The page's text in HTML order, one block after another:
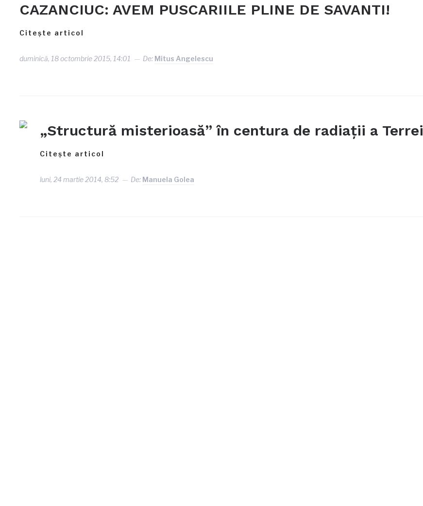
CAZANCIUC: AVEM PUSCARIILE PLINE DE SAVANTI!
Citește articol
duminică, 18 octombrie 2015, 14:01 De: Mitus Angelescu
„Structură misterioasă” în centura de radiaţii a Terrei
Citește articol
luni, 24 martie 2014, 8:52 De: Manuela Golea